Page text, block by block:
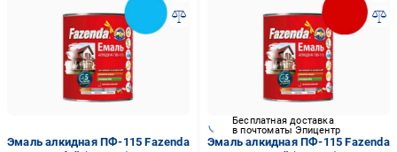
Эмаль алкидная ПФ-115 Fazenda
Бесплатная доставка
в почтоматы Эпицентр
Эмаль алкидная ПФ-115 Fazenda